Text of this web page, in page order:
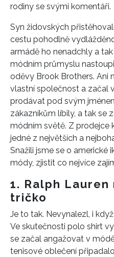
rodiny se svými komentáři.
Syn židovských
cestu pohodlně
armádě ho nenadchly a
módním průmyslu
oděvy Brook Brothers. Ani
vlastní společnost a začal
prodávat pod svým
zákazníkům líbily, a tak se
módním světě. Z prodejce
jedné z největších a
Snažili jsme se o americké
módy, zjistit co nejvíce
1. Ralph
tričko
Je to tak. Nevynalezl, i
Ve skutečnosti polo shirt
se začal angažovat v
tenisové oblečení